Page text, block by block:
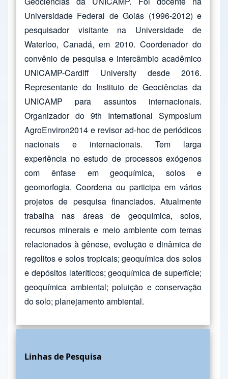
Universidade Federal de Goiás (1996-2012) e
pesquisador visitante na Universidade de
Waterloo, Canadá, em 2010. Coordenador do
convênio de pesquisa e intercâmbio acadêmico
UNICAMP-Cardiff University desde 2016.
Representante do Instituto de Geociências da
UNICAMP para assuntos internacionais.
Organizador do 9th International Symposium
AgroEnviron2014 e revisor ad-hoc de periódicos
nacionais e internacionais. Tem larga
experiência no estudo de processos exógenos
com ênfase em geoquímica, solos e
geomorfogia. Coordena ou participa em vários
projetos de pesquisa financiados. Atualmente
trabalha nas áreas de geoquímica, solos,
recursos minerais e meio ambiente com temas
relacionados à gênese, evolução e dinâmica de
regolitos e solos tropicais; geoquímica dos solos
e depósitos lateríticos; geoquímica de superfície;
geoquímica ambiental; poluição e conservação
do solo; planejamento ambiental.
Linhas de Pesquisa